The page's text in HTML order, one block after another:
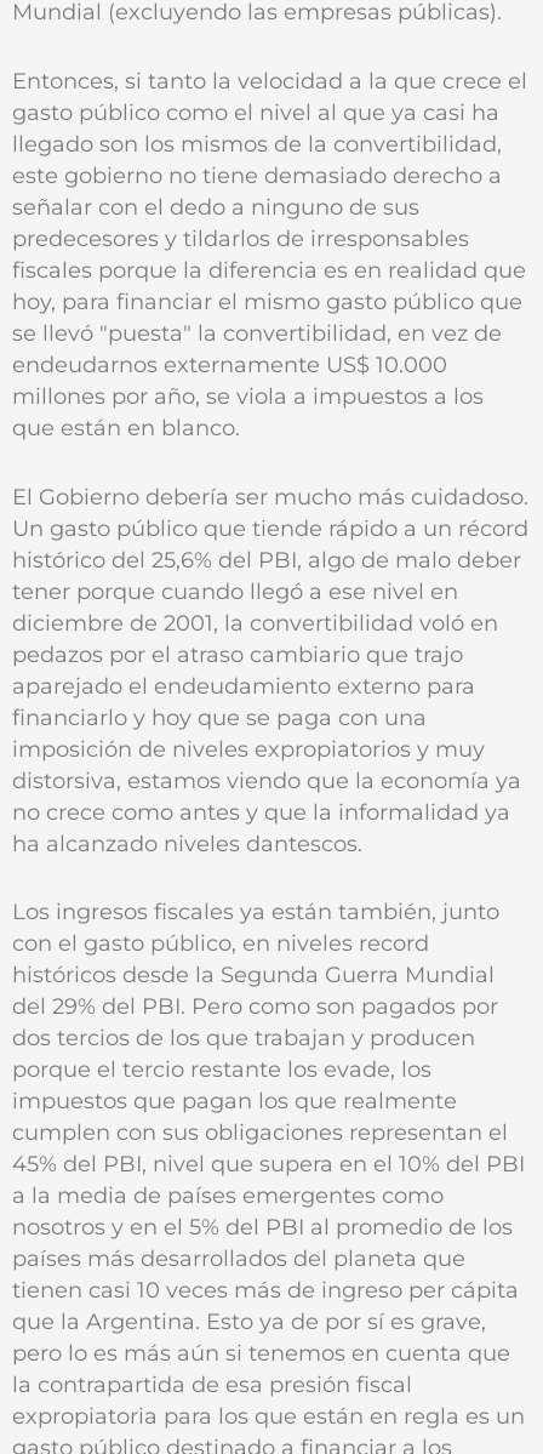
Mundial (excluyendo las empresas públicas).
Entonces, si tanto la velocidad a la que crece el
gasto público como el nivel al que ya casi ha
llegado son los mismos de la convertibilidad,
este gobierno no tiene demasiado derecho a
señalar con el dedo a ninguno de sus
predecesores y tildarlos de irresponsables
fiscales porque la diferencia es en realidad que
hoy, para financiar el mismo gasto público que
se llevó "puesta" la convertibilidad, en vez de
endeudarnos externamente US$ 10.000
millones por año, se viola a impuestos a los
que están en blanco.
El Gobierno debería ser mucho más cuidadoso.
Un gasto público que tiende rápido a un récord
histórico del 25,6% del PBI, algo de malo deber
tener porque cuando llegó a ese nivel en
diciembre de 2001, la convertibilidad voló en
pedazos por el atraso cambiario que trajo
aparejado el endeudamiento externo para
financiarlo y hoy que se paga con una
imposición de niveles expropiatorios y muy
distorsiva, estamos viendo que la economía ya
no crece como antes y que la informalidad ya
ha alcanzado niveles dantescos.
Los ingresos fiscales ya están también, junto
con el gasto público, en niveles record
históricos desde la Segunda Guerra Mundial
del 29% del PBI. Pero como son pagados por
dos tercios de los que trabajan y producen
porque el tercio restante los evade, los
impuestos que pagan los que realmente
cumplen con sus obligaciones representan el
45% del PBI, nivel que supera en el 10% del PBI
a la media de países emergentes como
nosotros y en el 5% del PBI al promedio de los
países más desarrollados del planeta que
tienen casi 10 veces más de ingreso per cápita
que la Argentina. Esto ya de por sí es grave,
pero lo es más aún si tenemos en cuenta que
la contrapartida de esa presión fiscal
expropiatoria para los que están en regla es un
gasto público destinado a financiar a los